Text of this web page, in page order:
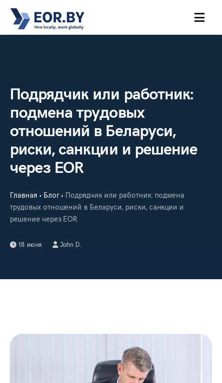
MENU
Подрядчик или работник:
подмена трудовых
отношений в Беларуси,
риски, санкции и решение
через EOR
Главная • Блог • Подрядчик или работник: подмена
трудовых отношений в Беларуси, риски, санкции и
решение через EOR
18 июня John D.